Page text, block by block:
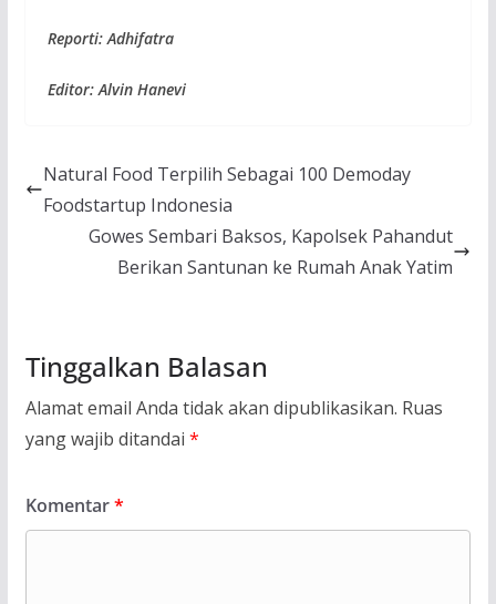
Reporti: Adhifatra
Editor: Alvin Hanevi
Natural Food Terpilih Sebagai 100 Demoday
Foodstartup Indonesia
Gowes Sembari Baksos, Kapolsek Pahandut
Berikan Santunan ke Rumah Anak Yatim
Tinggalkan Balasan
Alamat email Anda tidak akan dipublikasikan. Ruas
yang wajib ditandai *
Komentar*